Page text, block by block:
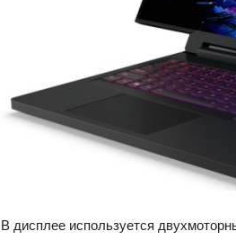
В дисплее используется